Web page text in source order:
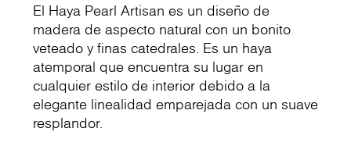
El Haya Pearl Artisan es un diseño de
madera de aspecto natural con un bonito
veteado y finas catedrales. Es un haya
atemporal que encuentra su lugar en
cualquier estilo de interior debido a la
elegante linealidad emparejada con un suave
resplandor.